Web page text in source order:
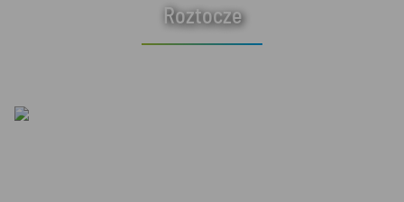
Roztocze